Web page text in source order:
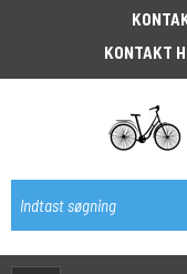
KONTAKT